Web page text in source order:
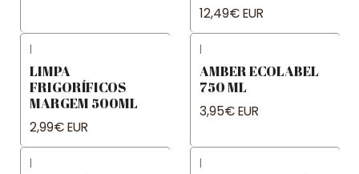
12,49€ EUR
|
LIMPA
FRIGORÍFICOS
MARGEM 500ML
2,99€ EUR
|
AMBER ECOLABEL
750 ML
3,95€ EUR
| |